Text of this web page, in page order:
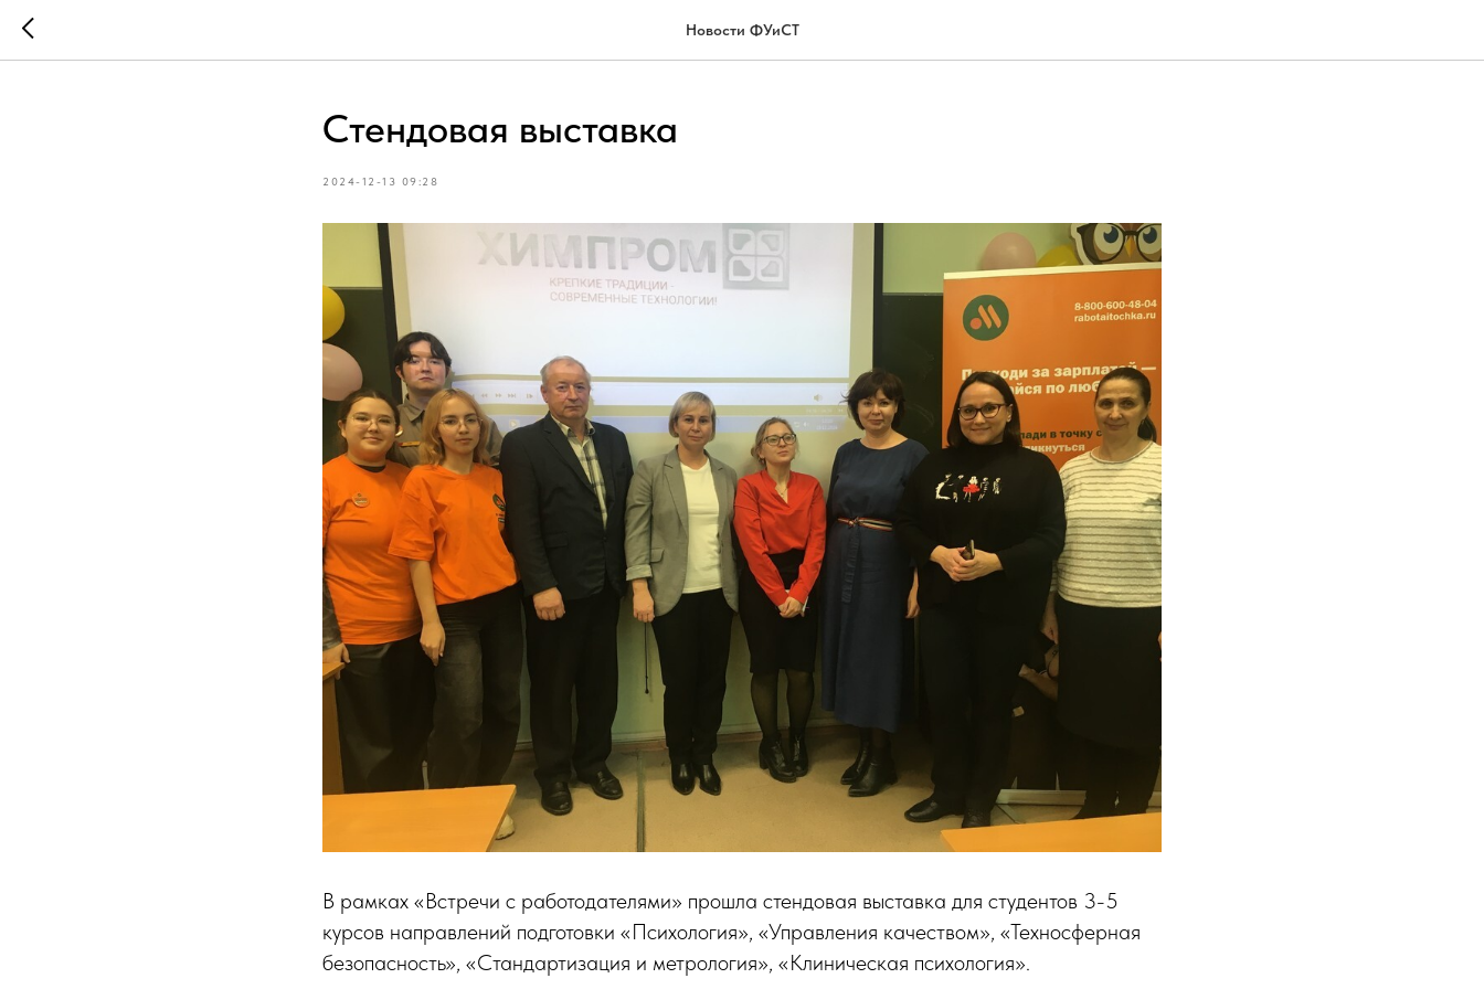
Новости ФУиСТ
Стендовая выставка
2024-12-13 09:28
В рамках «Встречи с работодателями» прошла стендовая выставка для студентов 3-5
курсов направлений подготовки «Психология», «Управления качеством», «Техносферная
безопасность», «Стандартизация и метрология», «Клиническая психология».